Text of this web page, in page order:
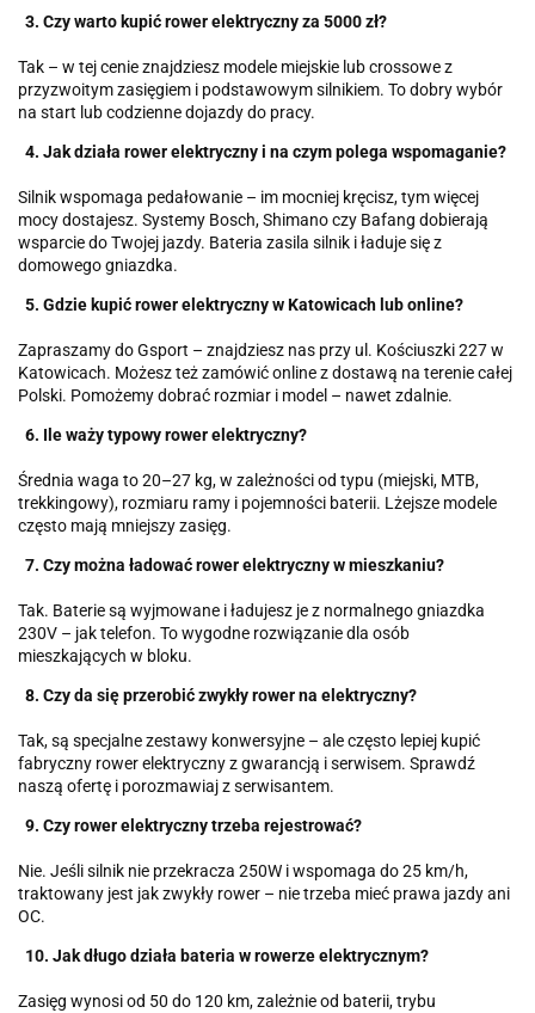
3. Czy warto kupić rower elektryczny za 5000 zł?
Tak – w tej cenie znajdziesz modele miejskie lub crossowe z
przyzwoitym zasięgiem i podstawowym silnikiem. To dobry wybór
na start lub codzienne dojazdy do pracy.
4. Jak działa rower elektryczny i na czym polega wspomaganie?
Silnik wspomaga pedałowanie – im mocniej kręcisz, tym więcej
mocy dostajesz. Systemy Bosch, Shimano czy Bafang dobierają
wsparcie do Twojej jazdy. Bateria zasila silnik i ładuje się z
domowego gniazdka.
5. Gdzie kupić rower elektryczny w Katowicach lub online?
Zapraszamy do Gsport – znajdziesz nas przy ul. Kościuszki 227 w
Katowicach. Możesz też zamówić online z dostawą na terenie całej
Polski. Pomożemy dobrać rozmiar i model – nawet zdalnie.
6. Ile waży typowy rower elektryczny?
Średnia waga to 20–27 kg, w zależności od typu (miejski, MTB,
trekkingowy), rozmiaru ramy i pojemności baterii. Lżejsze modele
często mają mniejszy zasięg.
7. Czy można ładować rower elektryczny w mieszkaniu?
Tak. Baterie są wyjmowane i ładujesz je z normalnego gniazdka
230V – jak telefon. To wygodne rozwiązanie dla osób
mieszkających w bloku.
8. Czy da się przerobić zwykły rower na elektryczny?
Tak, są specjalne zestawy konwersyjne – ale często lepiej kupić
fabryczny rower elektryczny z gwarancją i serwisem. Sprawdź
naszą ofertę i porozmawiaj z serwisantem.
9. Czy rower elektryczny trzeba rejestrować?
Nie. Jeśli silnik nie przekracza 250W i wspomaga do 25 km/h,
traktowany jest jak zwykły rower – nie trzeba mieć prawa jazdy ani
OC.
10. Jak długo działa bateria w rowerze elektrycznym?
Zasięg wynosi od 50 do 120 km, zależnie od baterii, trybu